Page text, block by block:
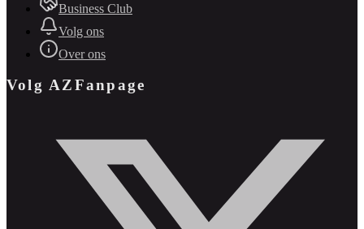
Business Club
Volg ons
Over ons
Volg AZFanpage